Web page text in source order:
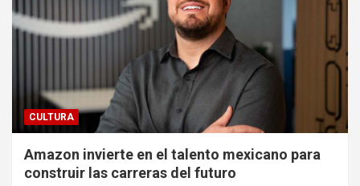
CULTURA
Amazon invierte en el talento mexicano para
construir las carreras del futuro